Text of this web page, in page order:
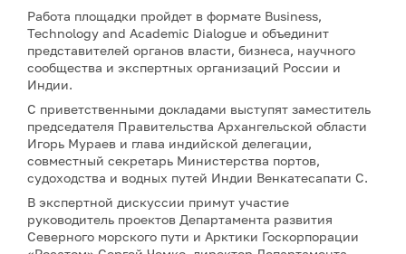
Работа площадки пройдет в формате Business,
Technology and Academic Dialogue и объединит
представителей органов власти, бизнеса, научного
сообщества и экспертных организаций России и
Индии.
С приветственными докладами выступят заместитель
председателя Правительства Архангельской области
Игорь Мураев и глава индийской делегации,
совместный секретарь Министерства портов,
судоходства и водных путей Индии Венкатесапати С.
В экспертной дискуссии примут участие
руководитель проектов Департамента развития
Северного морского пути и Арктики Госкорпорации